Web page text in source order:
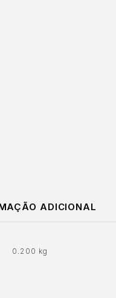
ADICIONAL
0.200 kg